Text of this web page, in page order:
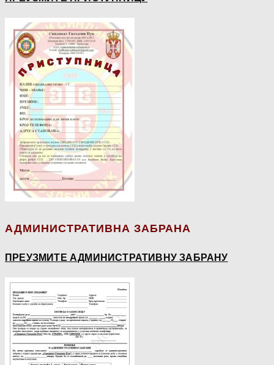
АДМИНИСТРАТИВНА ЗАБРАНА
ПРЕУЗМИТЕ АДМИНИСТРАТИВНУ ЗАБРАНУ